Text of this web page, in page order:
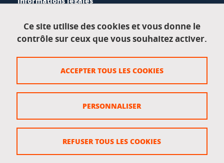
Données personnelles
Crédits
Gestion des cookies
Accessibilité : non conforme
Ce site utilise des cookies et vous donne le
contrôle sur ceux que vous souhaitez activer.
ACCEPTER TOUS LES COOKIES
REFUSER TOUS LES COOKIES
PERSONNALISER